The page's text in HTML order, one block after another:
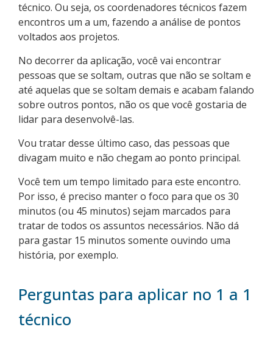
técnico. Ou seja, os coordenadores técnicos fazem
encontros um a um, fazendo a análise de pontos
voltados aos projetos.
No decorrer da aplicação, você vai encontrar
pessoas que se soltam, outras que não se soltam e
até aquelas que se soltam demais e acabam falando
sobre outros pontos, não os que você gostaria de
lidar para desenvolvê-las.
Vou tratar desse último caso, das pessoas que
divagam muito e não chegam ao ponto principal.
Você tem um tempo limitado para este encontro.
Por isso, é preciso manter o foco para que os 30
minutos (ou 45 minutos) sejam marcados para
tratar de todos os assuntos necessários. Não dá
para gastar 15 minutos somente ouvindo uma
história, por exemplo.
Perguntas para aplicar no 1 a 1
técnico